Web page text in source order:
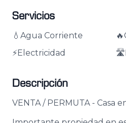
Servicios
💧 Agua Corriente 🔥
⚡Electricidad 🛣️
Descripción
VENTA / PERMUTA - Casa